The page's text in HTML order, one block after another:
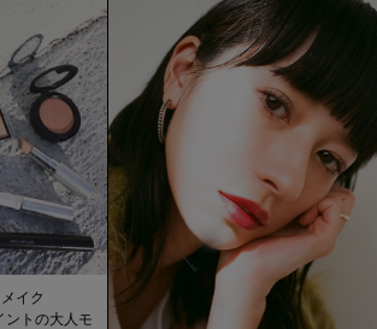
イク
トの大人モ